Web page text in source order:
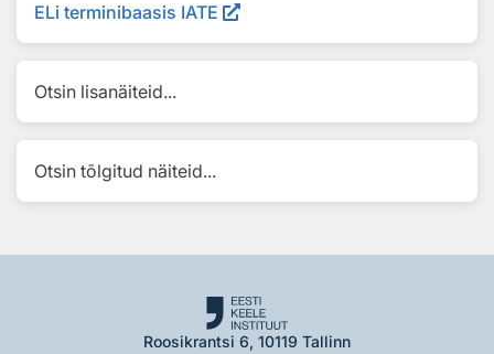
ELi terminibaasis IATE
Otsin lisanäiteid...
Otsin tõlgitud näiteid...
Roosikrantsi 6, 10119 Tallinn